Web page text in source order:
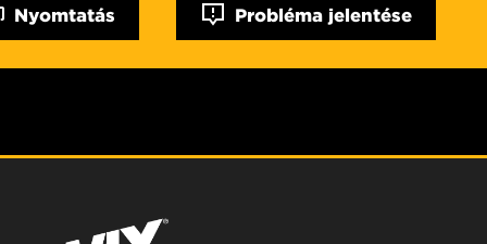
Nyomtatás Probléma jelentése